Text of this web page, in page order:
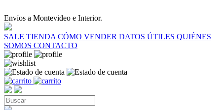
Envíos a Montevideo e Interior.
SALE TIENDA CÓMO VENDER DATOS ÚTILES QUIÉNES
SOMOS CONTACTO